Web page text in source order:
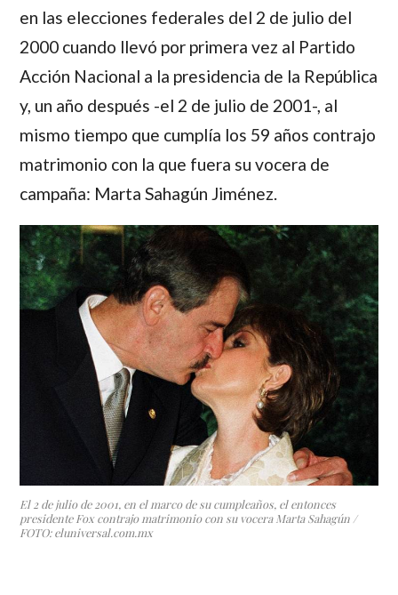
en las elecciones federales del 2 de julio del
2000 cuando llevó por primera vez al Partido
Acción Nacional a la presidencia de la República
y, un año después -el 2 de julio de 2001-, al
mismo tiempo que cumplía los 59 años contrajo
matrimonio con la que fuera su vocera de
campaña: Marta Sahagún Jiménez.
El 2 de julio de 2001, en el marco de su cumpleaños, el entonces
presidente Fox contrajo matrimonio con su vocera Marta Sahagún /
FOTO: eluniversal.com.mx